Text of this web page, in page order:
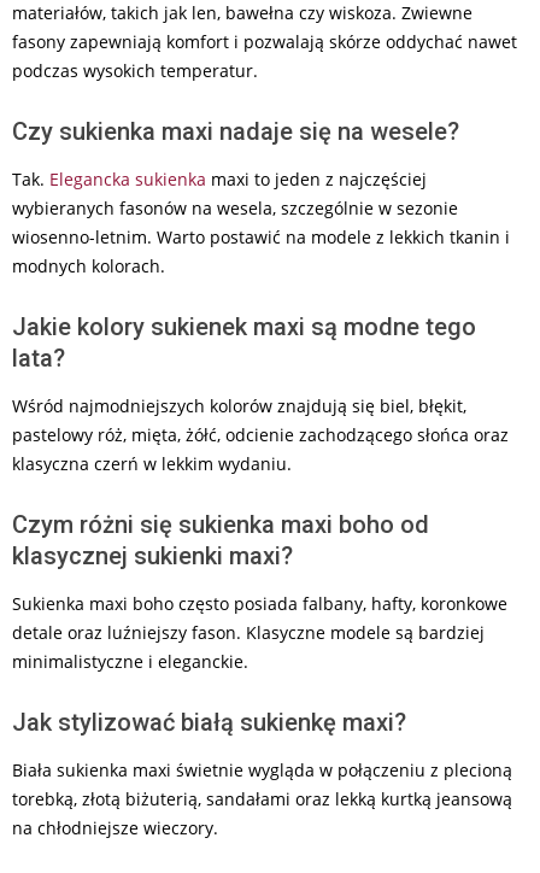
materiałów, takich jak len, bawełna czy wiskoza. Zwiewne
fasony zapewniają komfort i pozwalają skórze oddychać nawet
podczas wysokich temperatur.
Czy sukienka maxi nadaje się na wesele?
Tak. Elegancka sukienka maxi to jeden z najczęściej
wybieranych fasonów na wesela, szczególnie w sezonie
wiosenno-letnim. Warto postawić na modele z lekkich tkanin i
modnych kolorach.
Jakie kolory sukienek maxi są modne tego
lata?
Wśród najmodniejszych kolorów znajdują się biel, błękit,
pastelowy róż, mięta, żółć, odcienie zachodzącego słońca oraz
klasyczna czerń w lekkim wydaniu.
Czym różni się sukienka maxi boho od
klasycznej sukienki maxi?
Sukienka maxi boho często posiada falbany, hafty, koronkowe
detale oraz luźniejszy fason. Klasyczne modele są bardziej
minimalistyczne i eleganckie.
Jak stylizować białą sukienkę maxi?
Biała sukienka maxi świetnie wygląda w połączeniu z plecioną
torebką, złotą biżuterią, sandałami oraz lekką kurtką jeansową
na chłodniejsze wieczory.